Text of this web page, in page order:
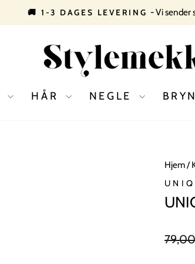
Pause
slideshow
🚚 1-3 DAGES LEVERING - Vi sender
HÅR NEGLE
Hjem/
UNIQ
pris